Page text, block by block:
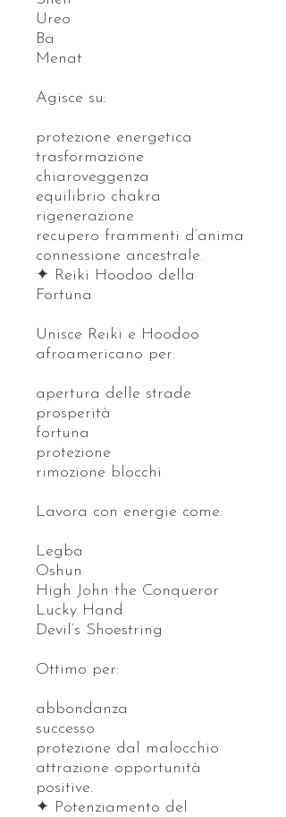
Ureo
Ba
Menat
Agisce su:
protezione energetica
trasformazione
chiaroveggenza
equilibrio chakra
rigenerazione
recupero frammenti d’anima
connessione ancestrale.
✦ Reiki Hoodoo della
Fortuna
Unisce Reiki e Hoodoo
afroamericano per:
apertura delle strade
prosperità
fortuna
protezione
rimozione blocchi
Lavora con energie come:
Legba
Oshun
High John the Conqueror
Lucky Hand
Devil’s Shoestring
Ottimo per:
abbondanza
successo
protezione dal malocchio
attrazione opportunità
positive.
✦ Potenziamento del